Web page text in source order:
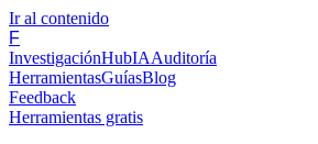
Ir al contenido
F
InvestigaciónHubIAAuditoría
HerramientasGuíasBlog
Feedback
Herramientas gratis